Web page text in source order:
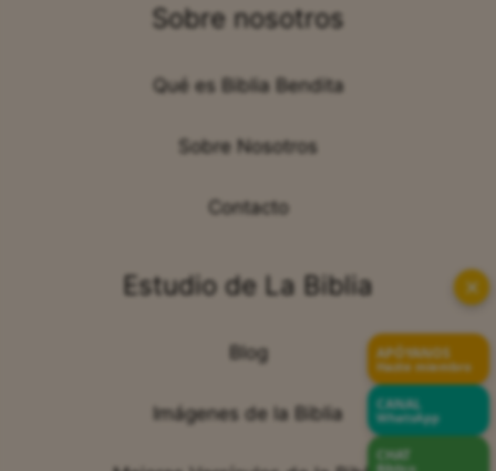
Sobre nosotros
Qué es Biblia Bendita
Sobre Nosotros
Contacto
Estudio de La Biblia
Blog
Imágenes de la Biblia
✕
APÓYANOS
Hazte miembro
CANAL
WhatsApp
CHAT
Bíblico